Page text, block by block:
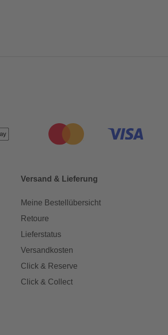
Versand & Lieferung
Meine Bestellübersicht
Retoure
Lieferstatus
Versandkosten
Click & Reserve
Click & Collect